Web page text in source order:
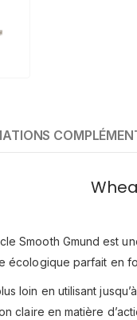
Smooth Gmund est
écologique parfait en
loin en utilisant
claire en matière